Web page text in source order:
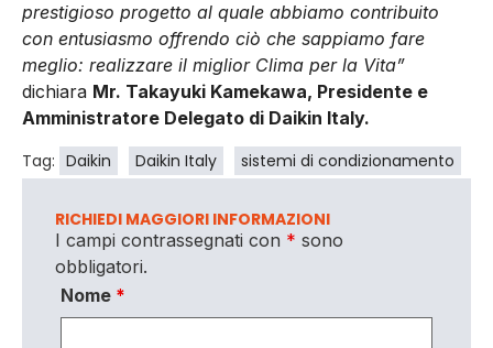
prestigioso progetto al quale abbiamo contribuito
con entusiasmo offrendo ciò che sappiamo fare
meglio: realizzare il miglior Clima per la Vita”
dichiara Mr. Takayuki Kamekawa, Presidente e
Amministratore Delegato di Daikin Italy.
Tag: Daikin Daikin Italy sistemi di condizionamento
RICHIEDI MAGGIORI INFORMAZIONI
I campi contrassegnati con * sono
obbligatori.
Nome *